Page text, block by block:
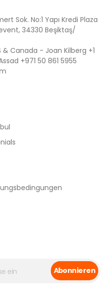
Sok. No:1 Yapı Kredi Plaza
34330 Beşiktaş/
& Canada - Joan Kilberg +1
+971 50 861 5955
Abonnieren